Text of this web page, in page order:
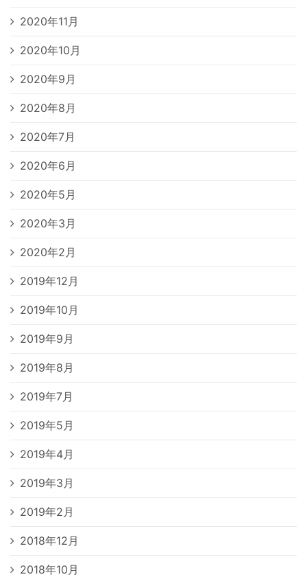
2020年11月
2020年10月
2020年9月
2020年8月
2020年7月
2020年6月
2020年5月
2020年3月
2020年2月
2019年12月
2019年10月
2019年9月
2019年8月
2019年7月
2019年5月
2019年4月
2019年3月
2019年2月
2018年12月
2018年10月